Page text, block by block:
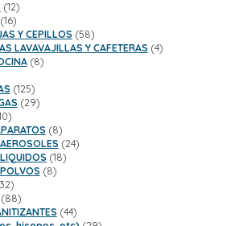
1212
productos
1616
productos
Y CEPILLOS 5858
productos
LAVAVAJILLAS Y CAFETERAS 44
88
125125
productos
2929
10
productos88
productos
2424
1818
88
32
productos
8888
productos 4444